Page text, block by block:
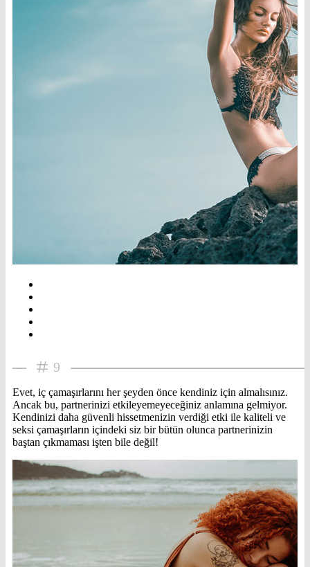
9
Evet, iç çamaşırlarını her şeyden önce kendiniz için almalısınız.
Ancak bu, partnerinizi etkileyemeyeceğiniz anlamına gelmiyor.
Kendinizi daha güvenli hissetmenizin verdiği etki ile kaliteli ve
seksi çamaşırların içindeki siz bir bütün olunca partnerinizin
baştan çıkmaması işten bile değil!